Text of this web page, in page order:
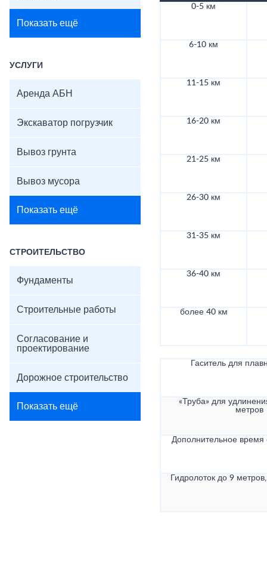
Показать ещё
УСЛУГИ
Аренда АБН
Экскаватор погрузчик
Вывоз грунта
Вывоз мусора
Показать ещё
СТРОИТЕЛЬСТВО
Фундаменты
Строительные работы
Согласование и
проектирование
Дорожное строительство
Показать ещё
0-5 км
6-10 км
11-15 км
16-20 км
21-25 км
26-30 км
31-35 км
36-40 км
более 40 км
Гаситель для
«Труба» для
метров
Дополнительное
Гидролоток до 9